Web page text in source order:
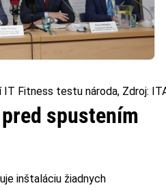
IT Fitness testu národa, Zdroj:
spustením
inštaláciu žiadnych